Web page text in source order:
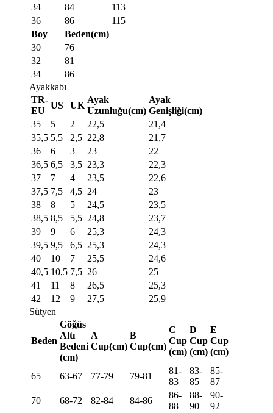
34
84
113
36
86
115
Boy
Beden(cm)
30
76
32
81
34
86
Ayakkabı
TR-
EU
US UK
Ayak
Uzunluğu(cm)
Ayak
Genişliği(cm)
35
5 2 22,5
21,4
35,5 5,5 2,5 22,8
21,7
36
6 3 23
22
36,5 6,5 3,5 23,3
22,3
37
7 4 23,5
22,6
37,5 7,5 4,5 24
23
38
8 5 24,5
23,5
38,5 8,5 5,5 24,8
23,7
39
9 6 25,3
24,3
39,5 9,5 6,5 25,3
24,3
40
10 7 25,5
24,6
40,5 10,5 7,5 26
25
41
11 8 26,5
25,3
42
12 9 27,5
25,9
Sütyen
Beden
Göğüs
Altı
Bedeni
(cm)
A
Cup(cm)
B
Cup(cm)
C
Cup
(cm)
D
Cup
(cm)
E
Cup
(cm)
65 63-67 77-79 79-81
81-
83
83-
85
85-
87
70
68-72 82-84 84-86
86-
88
88-
90
90-
92